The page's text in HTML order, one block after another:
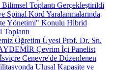
Toplantı Gerçekleştirildi
Spinal Kord Yaralanmalarında
Yönetimi" Konulu Hibrid
Toplantı
Öğretim Üyesi Prof. Dr. Sn.
Çevrim İçi Panelist
Cenevre'de Düzenlenen
Ulusal Kapasite ve